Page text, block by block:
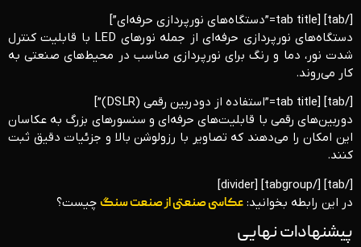
[/tab] [tab title=”دستگاه‌های نورپردازی حرفه‌ای”]
دستگاه‌های نورپردازی حرفه‌ای از جمله نورهای LED با قابلیت کنترل
شدت نور، دما و رنگ برای نورپردازی مناسب در محیط‌های صنعتی به
کار می‌روند.
[/tab] [tab title=”استفاده از دودربین رقمی (DSLR)”]
دوربین‌های رقمی با قابلیت‌های حرفه‌ای و سنسورهای بزرگ به عکاسان
این امکان را می‌دهند که تصاویر با رزولوشن بالا و جزئیات دقیق ثبت
کنند.
[/tab] [/tabgroup] [divider]
در این رابطه بخوانید: عکاسی صنعتی از صنعت سنگ چیست؟
پیشنهادات نهایی